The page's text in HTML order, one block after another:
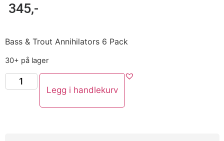
345,-
Bass & Trout Annihilators 6 Pack
30+ på lager
Legg i handlekurv